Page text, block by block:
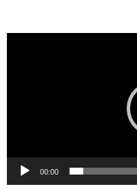
00:00